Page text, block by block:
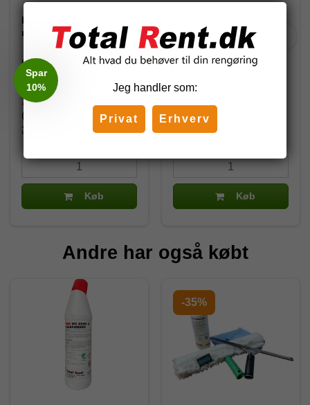
DIT rengøringsvogn,
model 600470
600470
3.560,00 DKK
2.776,80 DKK
(inkl. moms)
Køb
rengøringsvogn, 2
spand model I04
I04
3.247,50 DKK
(inkl. moms)
Køb
Andre har også købt
-35%
Jeg handler som:
Privat Erhverv
Spar
10%